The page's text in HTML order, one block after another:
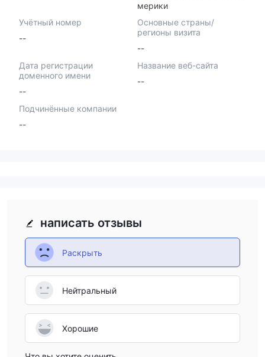
мерики
Учётный номер
--
Основные страны/
регионы визита
--
Дата регистрации
доменного имени
--
Название веб-сайта
--
Подчинённые компании
--
написать отзывы
Раскрыть
Нейтральный
Хорошие